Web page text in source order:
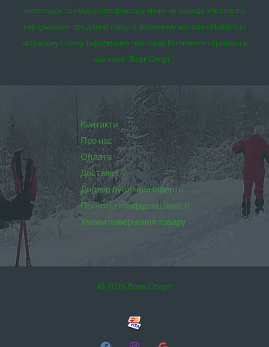
неполадок та людського фактору може не завжди збігатися з
інформацією про даний товар в фізичному магазині.Найбільш
актуальну і точну інформацію про товар Ви можете отримати в
магазині “Вовк Спорт”:
Контакти
Про нас
Оплата
Доставка
Договір публічної оферти
Політика конфіденційності
Умови повернення товару
© 2026 Вовк Спорт